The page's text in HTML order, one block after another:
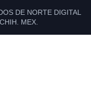
DE NORTE DIGITAL
MEX.